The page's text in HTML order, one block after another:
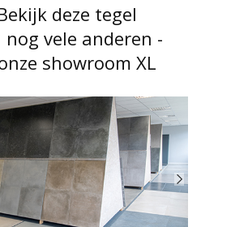
deze tegel
nog vele anderen -
showroom XL